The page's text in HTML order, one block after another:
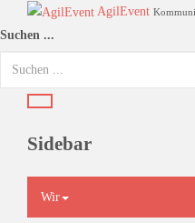
AgilEvent
Suchen ...
Sidebar
Wir